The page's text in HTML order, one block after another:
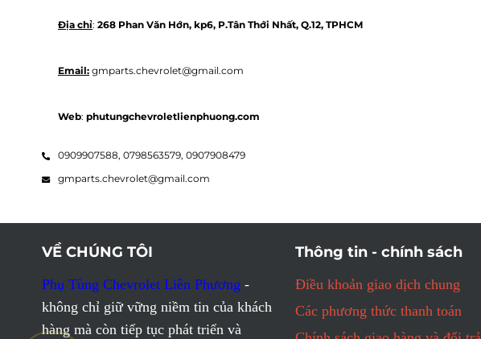
Địa chỉ: 268 Phan Văn Hớn, kp6, P.Tân Thới Nhất, Q.12, TPHCM
Email: gmparts.chevrolet@gmail.com
Web: phutungchevroletlienphuong.com
0909907588, 0798563579, 0907908479
gmparts.chevrolet@gmail.com
VỀ CHÚNG TÔI
Phụ Tùng Chevrolet Liên Phương -
không chỉ giữ vững niềm tin của khách
hàng mà còn tiếp tục phát triển và
Thông tin - chính sách
Điều khoản giao dịch chung
Các phương thức thanh toán